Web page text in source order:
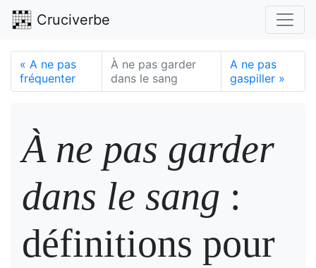
Cruciverbe
« A ne pas
fréquenter
À ne pas garder
dans le sang
A ne pas
gaspiller »
À ne pas garder
dans le sang :
définitions pour